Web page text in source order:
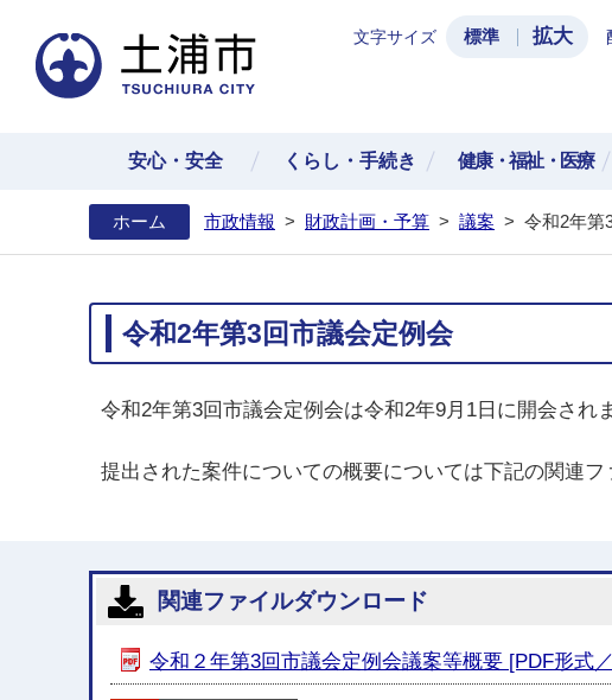
土浦市公式ホ
文字サイズ 標準 拡大
安心・安全 くらし・手続き 健康・福祉・医療
ホーム 市政情報 > 財政計画・予算 > 議案 > 令和2年第
令和2年第3回市議会定例会
令和2年第3回市議会定例会は令和2年9月1日に開会され
提出された案件についての概要については下記の関連フ
関連ファイルダウンロード
令和２年第3回市議会定例会議案等概要 [PDF形式